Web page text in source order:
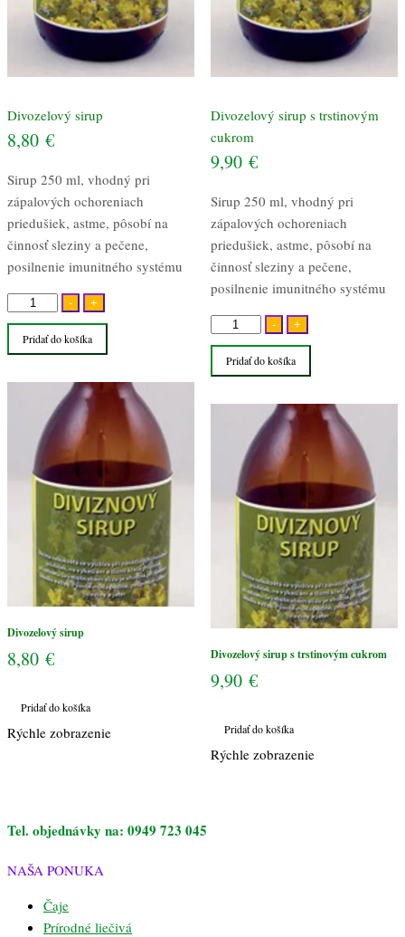
Divozelový sirup
8,80 €
Sirup 250 ml, vhodný pri
zápalových ochoreniach
priedušiek, astme, pôsobí na
činnosť sleziny a pečene,
posilnenie imunitného systému
-
množstvo
Divozelový
sirup
+
Pridať do košíka
Divozelový sirup
8,80 €
Pridať do košíka
Rýchle zobrazenie
Divozelový sirup s trstinovým
cukrom
9,90 €
Sirup 250 ml, vhodný pri
zápalových ochoreniach
priedušiek, astme, pôsobí na
činnosť sleziny a pečene,
posilnenie imunitného systému
-
množstvo
Divozelový
sirup
trstinovým
+
Pridať do košíka
Divozelový sirup s trstinovým cukrom
9,90 €
Pridať do košíka
Rýchle zobrazenie
Tel. objednávky na: 0949 723 045
NAŠA PONUKA
Čaje
Prírodné liečivá